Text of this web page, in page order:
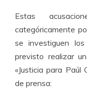
Estas
categóricamente
se investiguen
previsto realizar
«Justicia para Paúl
de prensa: